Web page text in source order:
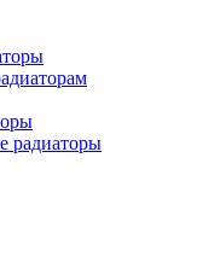
радиаторы